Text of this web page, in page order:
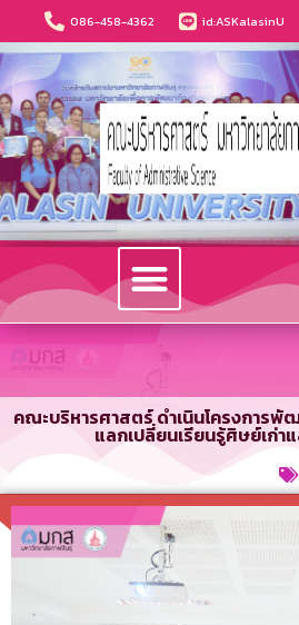
086-458-4362 id:ASKalasinU
คณะบริหารศาสตร์ ดำเนินโครงการพั
แลกเปลี่ยนเรียนรู้ศิษย์เก่า